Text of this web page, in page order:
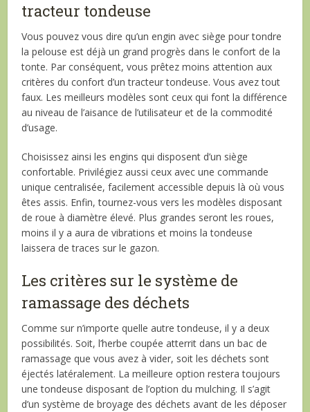
tracteur tondeuse
Vous pouvez vous dire qu’un engin avec siège pour tondre
la pelouse est déjà un grand progrès dans le confort de la
tonte. Par conséquent, vous prêtez moins attention aux
critères du confort d’un tracteur tondeuse. Vous avez tout
faux. Les meilleurs modèles sont ceux qui font la différence
au niveau de l’aisance de l’utilisateur et de la commodité
d’usage.
Choisissez ainsi les engins qui disposent d’un siège
confortable. Privilégiez aussi ceux avec une commande
unique centralisée, facilement accessible depuis là où vous
êtes assis. Enfin, tournez-vous vers les modèles disposant
de roue à diamètre élevé. Plus grandes seront les roues,
moins il y a aura de vibrations et moins la tondeuse
laissera de traces sur le gazon.
Les critères sur le système de
ramassage des déchets
Comme sur n’importe quelle autre tondeuse, il y a deux
possibilités. Soit, l’herbe coupée atterrit dans un bac de
ramassage que vous avez à vider, soit les déchets sont
éjectés latéralement. La meilleure option restera toujours
une tondeuse disposant de l’option du mulching. Il s’agit
d’un système de broyage des déchets avant de les déposer